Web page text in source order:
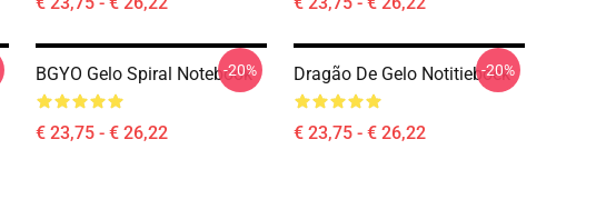
BGYO Gelo Spiral Notebook
€ 23,75 - € 26,22
-20% Dragão De Gelo Notitieboek
€ 23,75 - € 26,22
-20%